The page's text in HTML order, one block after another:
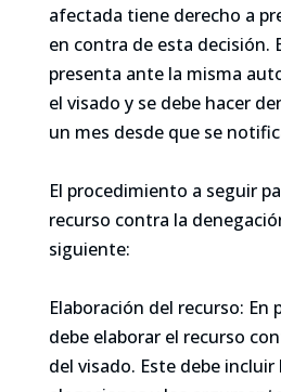
afectada tiene derecho a
en contra de esta decisión.
presenta ante la misma
el visado y se debe hacer
un mes desde que se
El procedimiento a seguir
recurso contra la
siguiente:
Elaboración del recurso: En
debe elaborar el recurso
del visado. Este debe incluir